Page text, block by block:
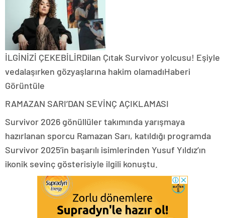
İLGİNİZİ ÇEKEBİLİRDilan Çıtak Survivor yolcusu! Eşiyle
vedalaşırken gözyaşlarına hakim olamadıHaberi
Görüntüle
RAMAZAN SARI’DAN SEVİNÇ AÇIKLAMASI
Survivor 2026 gönüllüler takımında yarışmaya
hazırlanan sporcu Ramazan Sarı, katıldığı programda
Survivor 2025’in başarılı isimlerinden Yusuf Yıldız’ın
ikonik sevinç gösterisiyle ilgili konuştu.